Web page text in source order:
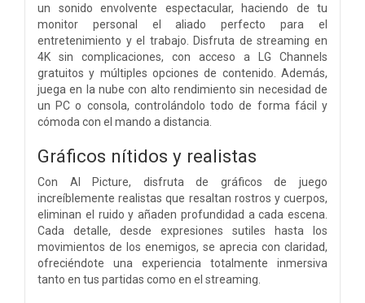
un sonido envolvente espectacular, haciendo de tu
monitor personal el aliado perfecto para el
entretenimiento y el trabajo. Disfruta de streaming en
4K sin complicaciones, con acceso a LG Channels
gratuitos y múltiples opciones de contenido. Además,
juega en la nube con alto rendimiento sin necesidad de
un PC o consola, controlándolo todo de forma fácil y
cómoda con el mando a distancia.
Gráficos nítidos y realistas
Con AI Picture, disfruta de gráficos de juego
increíblemente realistas que resaltan rostros y cuerpos,
eliminan el ruido y añaden profundidad a cada escena.
Cada detalle, desde expresiones sutiles hasta los
movimientos de los enemigos, se aprecia con claridad,
ofreciéndote una experiencia totalmente inmersiva
tanto en tus partidas como en el streaming.